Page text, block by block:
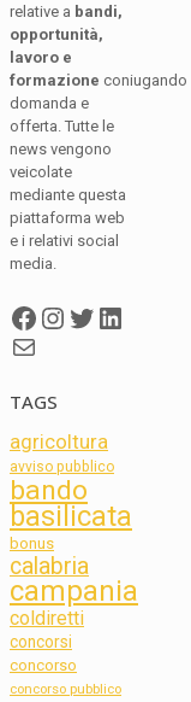
relative a bandi,
opportunità,
lavoro e
formazione coniugando
domanda e
offerta. Tutte le
news vengono
veicolate
mediante questa
piattaforma web
e i relativi social
media.
Facebook
Instagram
Twitter
LinkedIn
Mail
TAGS
agricoltura
avviso pubblico
bando
basilicata
bonus
calabria
campania
coldiretti
concorsi
concorso
concorso pubblico